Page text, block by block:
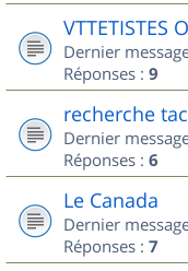
VTTETISTES
Dernier
Réponses : 9
recherche
Dernier
Réponses : 6
Le Canada
Dernier
Réponses : 7